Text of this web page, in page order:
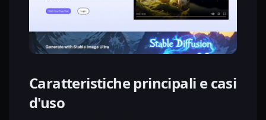
Caratteristiche principali e casi
d'uso